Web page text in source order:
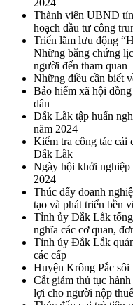
2024
Thành viên UBND
hoạch đầu tư công
Triển lãm lưu động
Những bằng chứng
người đến tham quan
Những điều cần biết
Bảo hiểm xã hội
dân
Đắk Lắk tập huấn
năm 2024
Kiểm tra công tác cải
Đắk Lắk
Ngày hội khởi
2024
Thúc đẩy doanh
tạo và phát triển bền
Tỉnh ủy Đắk Lắk tổng
nghĩa các cơ quan,
Tỉnh ủy Đắk Lắk
các cấp
Huyện Krông Pắc
Cắt giảm thủ tục
lợi cho người nộp thuế